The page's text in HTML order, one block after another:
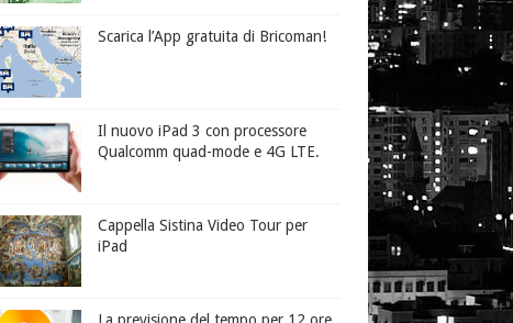
Scarica l’App gratuita di Bricoman!
Il nuovo iPad 3 con processore
Qualcomm quad-mode e 4G LTE.
Cappella Sistina Video Tour per
iPad